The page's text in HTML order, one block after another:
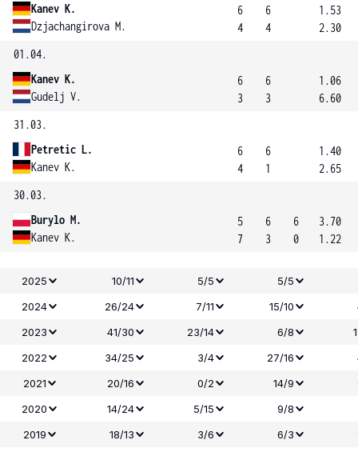
Kanev K.
Dzjachangirova M.
6
4
6
4
1.53
2.30
01.04.
Kanev K.
Gudelj V.
6
3
6
3
1.06
6.60
31.03.
Petretic L.
Kanev K.
6
4
6
1
1.40
2.65
30.03.
Burylo M.
Kanev K.
5
7
6
3
6
0
3.70
1.22
2025 10/11 5/5
5/5
2024
26/24 7/11 15/10
2023
41/30 23/14 6/8
2022
34/25 3/4 27/16
2021
20/16 0/2 14/9
2020
14/24 5/15
9/8
2019
18/13 3/6 6/3